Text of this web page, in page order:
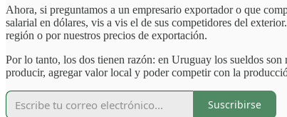
Ahora, si preguntamos a un empresario exportador o que
salarial en dólares, vis a vis el de sus competidores del
región o por nuestros precios de exportación.
Por lo tanto, los dos tienen razón: en Uruguay los sueldos
producir, agregar valor local y poder competir con la
Suscribirse